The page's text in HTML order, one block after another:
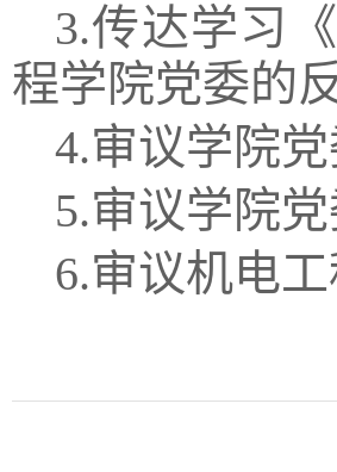
3.传达学习
程学院党委的
4.审议学院
5.审议学院
6.审议机电